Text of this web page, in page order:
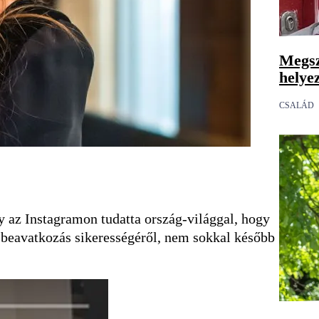
Instagramon tudatta ország-világgal, hogy
sikerességéről, nem sokkal később
CSALÁD